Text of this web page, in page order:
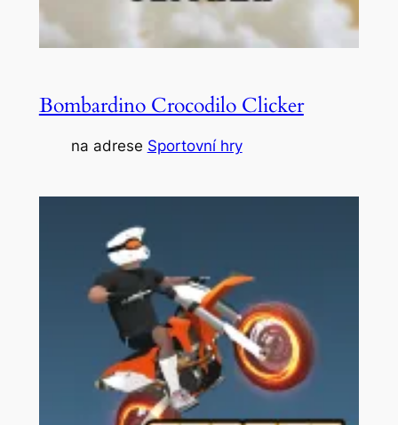
Bombardino Crocodilo Clicker
na adrese Sportovní hry